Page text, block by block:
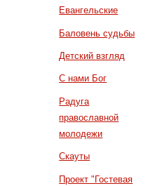
Евангельские
Баловень судьбы
Детский взгляд
С нами Бог
Радуга
православной
молодежи
Скауты
Проект "Гостевая